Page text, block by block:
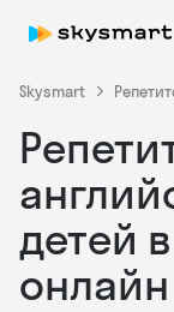
Skysmart
детей
онлайн